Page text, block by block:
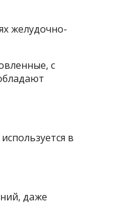
желудочно-
с
в
даже